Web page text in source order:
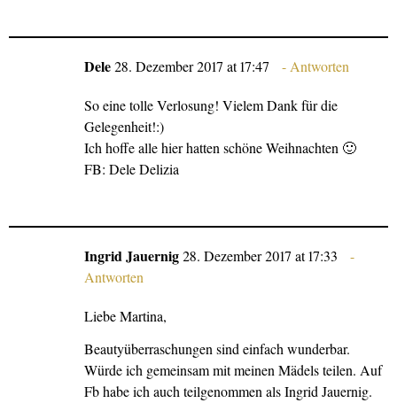
Dele28. Dezember 2017 at 17:47 Antworten
So eine tolle Verlosung! Vielem Dank für die
Gelegenheit!:)
Ich hoffe alle hier hatten schöne Weihnachten 🙂
FB: Dele Delizia
Ingrid Jauernig28. Dezember 2017 at 17:33
Antworten
Liebe Martina,
Beautyüberraschungen sind einfach wunderbar.
Würde ich gemeinsam mit meinen Mädels teilen. Auf
Fb habe ich auch teilgenommen als Ingrid Jauernig.